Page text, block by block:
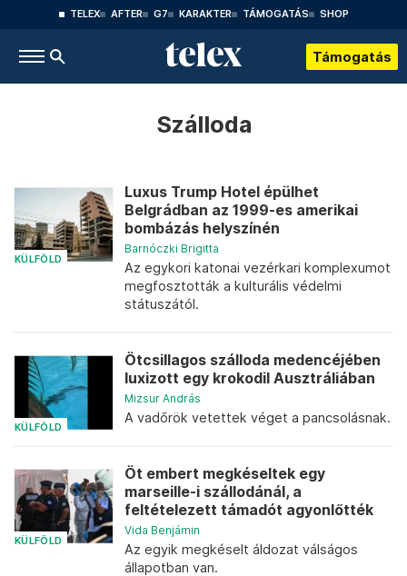
TELEX AFTER G7 KARAKTER TÁMOGATÁS SHOP
Támogatás
Szálloda
KÜLFÖLD
Luxus Trump Hotel épülhet
Belgrádban az 1999-es amerikai
bombázás helyszínén
Barnóczki Brigitta
Az egykori katonai vezérkari komplexumot
megfosztották a kulturális védelmi
státuszától.
KÜLFÖLD
Ötcsillagos szálloda medencéjében
luxizott egy krokodil Ausztráliában
Mizsur András
A vadőrök vetettek véget a pancsolásnak.
KÜLFÖLD
Öt embert megkéseltek egy
marseille-i szállodánál, a
feltételezett támadót agyonlőtték
Vida Benjámin
Az egyik megkéselt áldozat válságos
állapotban van.